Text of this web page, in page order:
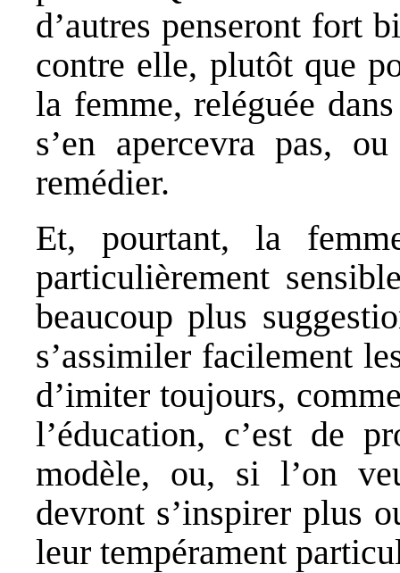
d’autres penseront fort
contre elle, plutôt que
la femme, reléguée
s’en apercevra pas,
remédier.
Et, pourtant, la
particulièrement
beaucoup plus
s’assimiler facilement
d’imiter toujours,
l’éducation, c’est de
modèle, ou, si l’on
devront s’inspirer plus
leur tempérament